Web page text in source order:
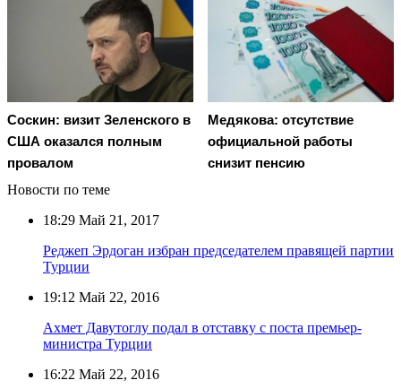
Соскин: визит Зеленского в
США оказался полным
провалом
Медякова: отсутствие
официальной работы
снизит пенсию
Новости по теме
18:29 Май 21, 2017
Реджеп Эрдоган избран председателем правящей партии
Турции
19:12 Май 22, 2016
Ахмет Давутоглу подал в отставку с поста премьер-
министра Турции
16:22 Май 22, 2016